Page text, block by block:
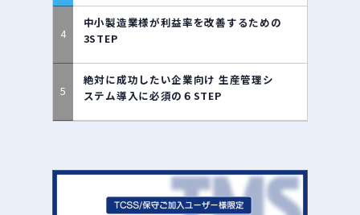
中小製造業様が利益率を改善するための
3STEP
絶対に成功したい企業向け 生産管理シ
ステム導入に必須の６STEP